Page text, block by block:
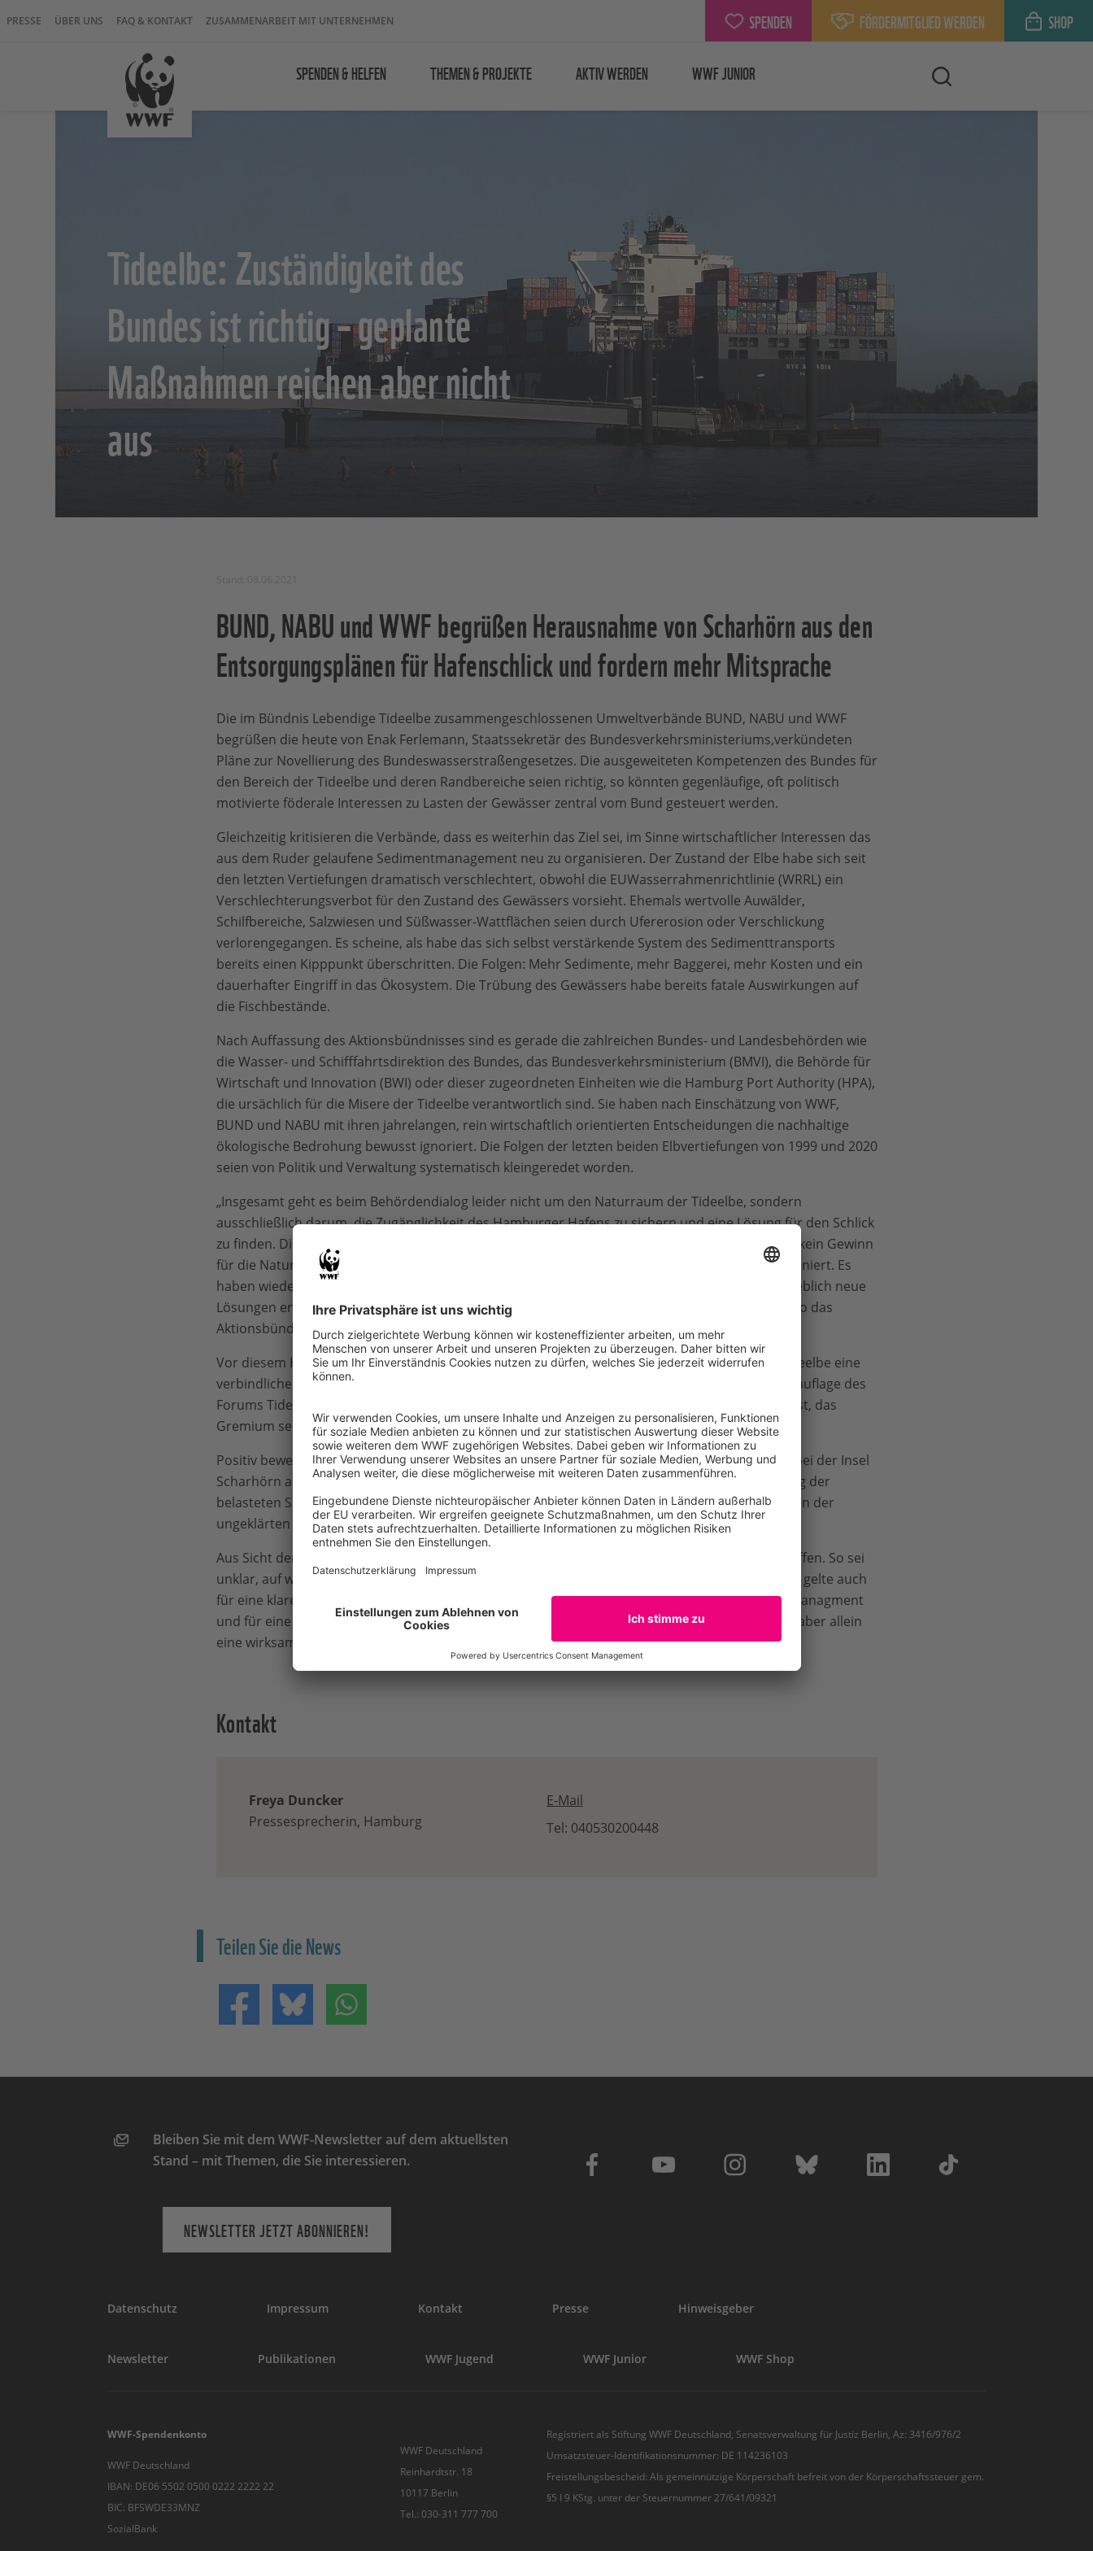
PRESSE ÜBER UNS FAQ & KONTAKT ZUSAMMENARBEIT MIT UNTERNEHMEN SPENDEN FÖRDERMITGLIED WERDEN SHOP
SPENDEN & HELFEN THEMEN & PROJEKTE AKTIV WERDEN WWF JUNIOR
Tideelbe: Zuständigkeit des
Bundes ist richtig – geplante
Maßnahmen reichen aber nicht
aus
BUND, NABU und WWF begrüßen Herausnahme von Scharhörn aus den
Entsorgungsplänen für Hafenschlick und fordern mehr Mitsprache
Die im Bündnis Lebendige Tideelbe zusammengeschlossenen Umweltverbände BUND, NABU und WWF
begrüßen die heute von Enak Ferlemann, Staatssekretär des Bundesverkehrsministeriums,verkündeten
Pläne zur Novellierung des Bundeswasserstraßengesetzes. Die ausgeweiteten Kompetenzen des Bundes für
den Bereich der Tideelbe und deren Randbereiche seien richtig, so könnten gegenläufige, oft politisch
motivierte föderale Interessen zu Lasten der Gewässer zentral vom Bund gesteuert werden.
Gleichzeitig kritisieren die Verbände, dass es weiterhin das Ziel sei, im Sinne wirtschaftlicher Interessen das
aus dem Ruder gelaufene Sedimentmanagement neu zu organisieren. Der Zustand der Elbe habe sich seit
den letzten Vertiefungen dramatisch verschlechtert, obwohl die EUWasserrahmenrichtlinie (WRRL) ein
Verschlechterungsverbot für den Zustand des Gewässers vorsieht. Ehemals wertvolle Auwälder,
Schilfbereiche, Salzwiesen und Süßwasser-Wattflächen seien durch Ufererosion oder Verschlickung
verlorengegangen. Es scheine, als habe das sich selbst verstärkende System des Sedimenttransports
bereits einen Kipppunkt überschritten. Die Folgen: Mehr Sedimente, mehr Baggerei, mehr Kosten und ein
dauerhafter Eingriff in das Ökosystem. Die Trübung des Gewässers habe bereits fatale Auswirkungen auf
die Fischbestände.
Nach Auffassung des Aktionsbündnisses sind es gerade die zahlreichen Bundes- und Landesbehörden wie
die Wasser- und Schifffahrtsdirektion des Bundes, das Bundesverkehrsministerium (BMVI), die Behörde für
Wirtschaft und Innovation (BWI) oder dieser zugeordneten Einheiten wie die Hamburg Port Authority (HPA),
die ursächlich für die Misere der Tideelbe verantwortlich sind. Sie haben nach Einschätzung von WWF,
BUND und NABU mit ihren jahrelangen, rein wirtschaftlich orientierten Entscheidungen die nachhaltige
ökologische Bedrohung bewusst ignoriert. Die Folgen der letzten beiden Elbvertiefungen von 1999 und 2020
seien von Politik und Verwaltung systematisch kleingeredet worden.
„Insgesamt geht es beim Behördendialog leider nicht um den Naturraum der Tideelbe, sondern
ausschließlich darum, die Zugänglichkeit des Hamburger Hafens zu sichern und eine Lösung für den Schlick
zu finden. Die geplante „zyklische Verjüngung“ nutzt nur den wirtschaftlichen Interessen, sie ist kein Gewinn
für die Natur und die Planer wissen nicht, ob das von ihnen erdachte System tatsächlich funktioniert. Es
haben wieder die Leute, die gleichzeitig für alle Probleme der Tideelbe verantwortlich sind, angeblich neue
Lösungen entwickelt. Die Elbe ist am Ende, der Fluss mit Flora und Fauna größtenteils kaputt“, so das
Aktionsbündnis.
Vor diesem Hintergrund fordert das Bündnis im Prozess der Befassung mit der Zukunft der Tideelbe eine
verbindliche Mitsprache und eine ebenso verbindliche zeitnahe Umsetzung. Eine schlichte Neuauflage des
Forums Tideelbe werde nicht unterstützt. Der im letzten Jahr abgeschlossene Prozess stecke fest, das
Gremium sei bisher eher zahnlos gewesen.
Positiv bewerten WWF, BUND und NABU die Haltung des Bundes, dass das Hamburger Gebiet bei der Insel
Scharhörn als Verbringstelle für Hafensedimente ausgeschlossen werden soll. Eine Verklappung der
belasteten Sedimente in die „Ausschließliche Wirtschaftszone“ (AWZ) lehnen die Verbände wegen der
ungeklärten negativen Wirkungen auf Natur und Umwelt jedoch ab.
Aus Sicht der Umweltverbände bleiben nach der heutigen Pressekonferenz noch viele Fragen offen. So sei
unklar, auf welchen Flächen der gebaggerte Klei aus der Elbe an Land gelagert werden soll. Dies gelte auch
für eine klare Aussage, in welchen Zeiträumen es eine erkennbare Verbesserung im Sedimentmanagment
und für eine verbesserte Flussökologie geben soll. „Heute würde viel angekündigt, was zählt ist aber allein
eine wirksame Verbesserung für den Fluss“, so die Verbände.
Kontakt
Freya Duncker
Pressesprecherin, Hamburg
E-Mail
Tel: 040530200448
Teilen Sie die News
Teilen auf FacebookTeilen auf Bluesky
Bleiben Sie mit dem WWF-Newsletter auf dem aktuellsten
Stand – mit Themen, die Sie interessieren.
NEWSLETTER JETZT ABONNIEREN!
Datenschutz Impressum Kontakt Presse Hinweisgeber
Newsletter Publikationen WWF Jugend WWF Junior WWF Shop
WWF-Spendenkonto
WWF Deutschland
IBAN: DE06 5502 0500 0222 2222 22
BIC: BFSWDE33MNZ
SozialBank
WWF Deutschland
Reinhardtstr. 18
10117 Berlin
Tel.: 030-311 777 700
Registriert als Stiftung WWF Deutschland, Senatsverwaltung für Justiz Berlin, Az: 3416/976/2
Umsatzsteuer-Identifikationsnummer: DE 114236103
Freistellungsbescheid: Als gemeinnützige Körperschaft befreit von der Körperschaftssteuer gem.
§5 I 9 KStg. unter der Steuernummer 27/641/09321